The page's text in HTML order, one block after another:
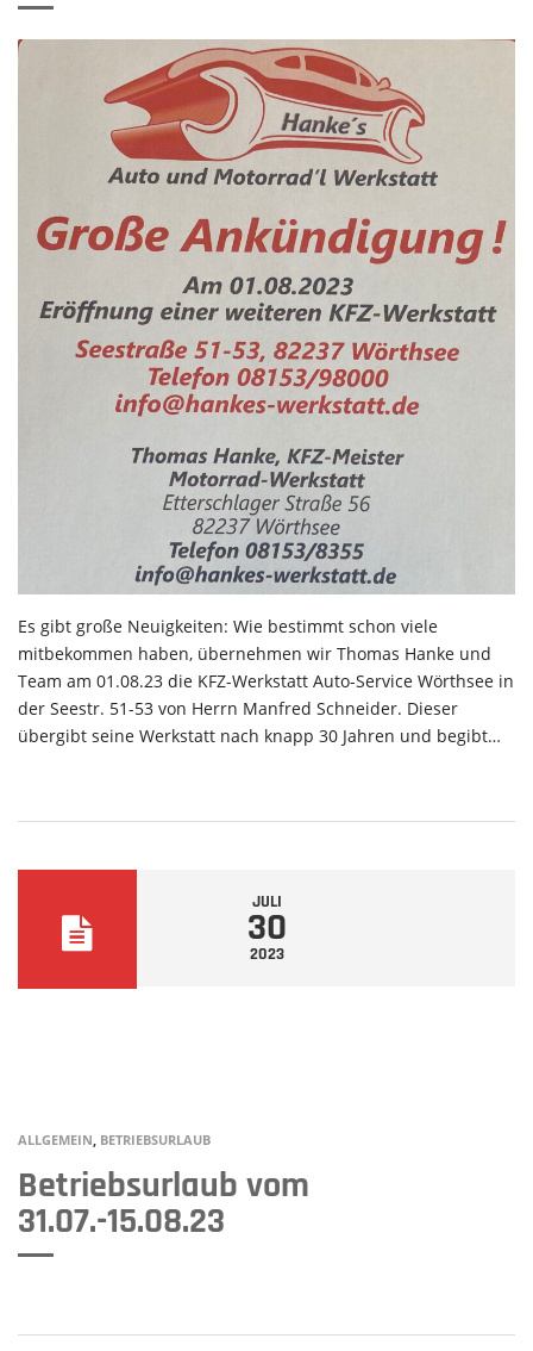
Es gibt große Neuigkeiten: Wie bestimmt schon viele
mitbekommen haben, übernehmen wir Thomas Hanke und
Team am 01.08.23 die KFZ-Werkstatt Auto-Service Wörthsee in
der Seestr. 51-53 von Herrn Manfred Schneider. Dieser
übergibt seine Werkstatt nach knapp 30 Jahren und begibt…
JULI
30
2023
ALLGEMEIN, BETRIEBSURLAUB
Betriebsurlaub vom
31.07.-15.08.23